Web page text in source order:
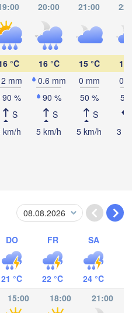
20:00 21:00
°C
2 mm
90 %
S
km/h
16 °C
0.6 mm
90 %
S
5 km/h
15 °C
0 mm
50 %
S
5 km/h
15
0
50
3
DO
21 °C
FR
22 °C
SA
24 °C
15:00 18:00 21:00